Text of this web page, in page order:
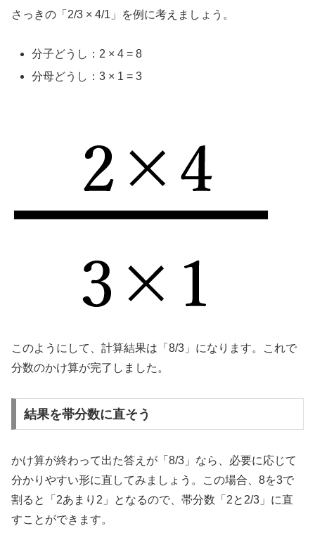
さっきの「2/3 × 4/1」を例に考えましょう。
分子どうし：2 × 4 = 8
分母どうし：3 × 1 = 3
このようにして、計算結果は「8/3」になります。これで
分数のかけ算が完了しました。
結果を帯分数に直そう
かけ算が終わって出た答えが「8/3」なら、必要に応じて
分かりやすい形に直してみましょう。この場合、8を3で
割ると「2あまり2」となるので、帯分数「2と2/3」に直
すことができます。